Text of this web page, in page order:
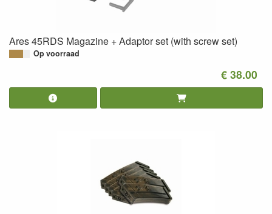
Ares 45RDS Magazine + Adaptor set (with screw set)
Op voorraad
€ 38.00